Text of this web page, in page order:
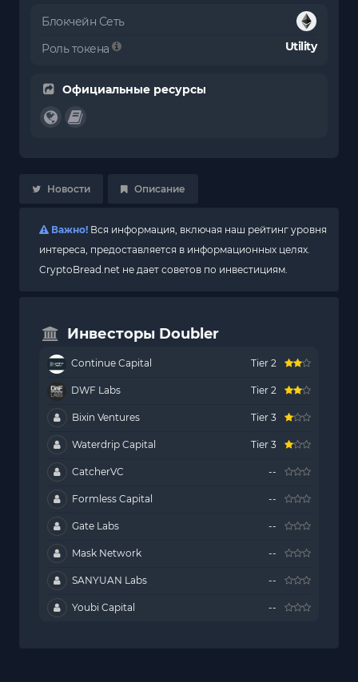
Блокчейн Сеть
Роль токена
Utility
Официальные ресурсы
Новости Описание
Важно! Вся информация, включая наш рейтинг уровня
интереса, предоставляется в информационных целях.
CryptoBread.net не дает советов по инвестициям.
Инвесторы Doubler
Continue Capital Tier 2
DWF Labs Tier 2
Bixin Ventures Tier 3
Waterdrip Capital Tier 3
CatcherVC --
Formless Capital --
Gate Labs --
Mask Network --
SANYUAN Labs --
Youbi Capital --